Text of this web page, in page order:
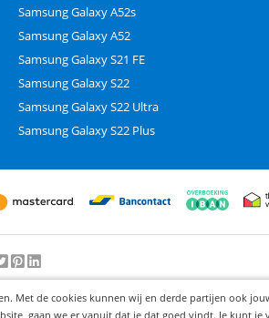
Samsung Galaxy A52s
Samsung Galaxy A52
Samsung Galaxy S21 FE
Samsung Galaxy S22
Samsung Galaxy S22 Ultra
Samsung Galaxy S22 Plus
9.2/10-25000beoordelingen
Commerce B.V.
Met de cookies kunnen wij en derde partijen ook
gaan we er vanuit dat je dat goed vindt. Je kunt